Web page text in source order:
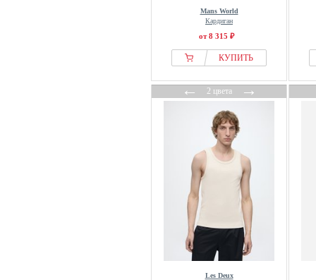
Mans World
Кардиган
от 8 315 ₽
КУПИТЬ
←2 цвета→
Les Deux